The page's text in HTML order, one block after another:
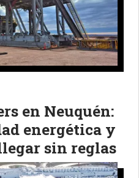
en Neuquén:
energética y
sin reglas